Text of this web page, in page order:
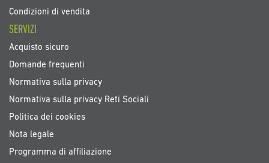
Condizioni di vendita
SERVIZI
Acquisto sicuro
Domande frequenti
Normativa sulla privacy
Normativa sulla privacy Reti Sociali
Politica dei cookies
Nota legale
Programma di affiliazione